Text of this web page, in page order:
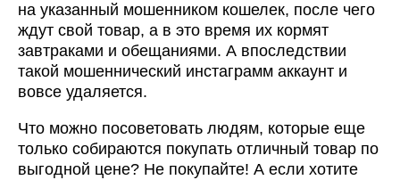
на указанный мошенником кошелек, после чего
ждут свой товар, а в это время их кормят
завтраками и обещаниями. А впоследствии
такой мошеннический инстаграмм аккаунт и
вовсе удаляется.
Что можно посоветовать людям, которые еще
только собираются покупать отличный товар по
выгодной цене? Не покупайте! А если хотите